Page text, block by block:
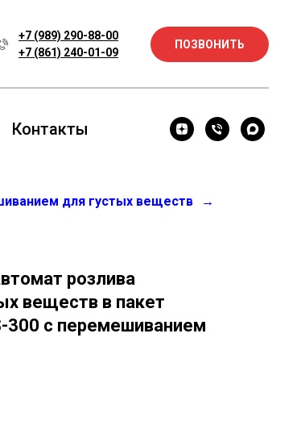
+7 (989) 290-88-00
+7 (861) 240-01-09
ПОЗВОНИТЬ
Контакты
для густых веществ
→
розлива
веществ в пакет
300 с перемешиванием